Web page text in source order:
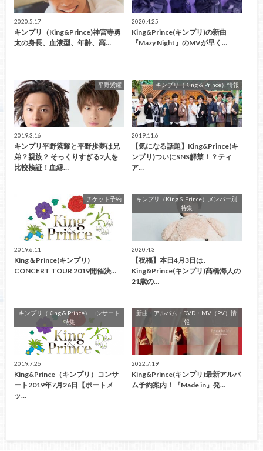
2020.5.17
キンプリ（King&Prince)神宮寺勇
太の身長、血液型、年齢、高…
2020.4.25
King&Prince(キンプリ)の新曲
『Mazy Night』のMVが早く…
平野紫耀
2019.3.16
キンプリ平野紫耀と平野歩夢は兄
弟？親族？ そっくりすぎる2人を
比較検証！血縁…
キンプリ（King & Prince）情報
2019.11.6
【気になる話題】King&Prince(キ
ンプリ)ついにSNS解禁！？ティ
ア…
チケット予約
2019.6.11
King＆Prince(キンプリ)
CONCERT TOUR 2019開催決…
キンプリ（King & Prince）メンバー別
特集
2020.4.3
【祝福】本日4月3日は、
King&Prince(キンプリ)髙橋海人の
21歳の…
キンプリ（King & Prince）コンサート
特集
2019.7.26
King&Prince（キンプリ）コンサ
ート2019年7月26日【ポートメ
ッ…
新曲・アルバム・DVD・MV（PV）情
報
2022.7.19
King&Prince(キンプリ)最新アルバ
ム予約案内！『Made in』発…